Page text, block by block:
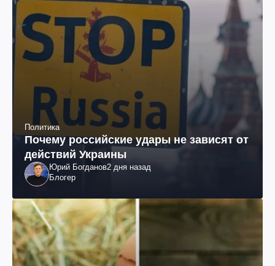
Политика
Почему российские удары не зависят от
действий Украины
Юрий Богданов2 дня назад
Блогер